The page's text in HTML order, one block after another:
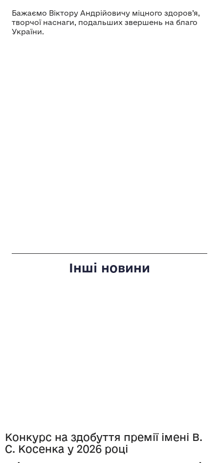
Бажаємо Віктору Андрійовичу міцного здоров’я,
творчої наснаги, подальших звершень на благо
України.
Інші новини
Конкурс на здобуття премії імені В.
С. Косенка у 2026 році